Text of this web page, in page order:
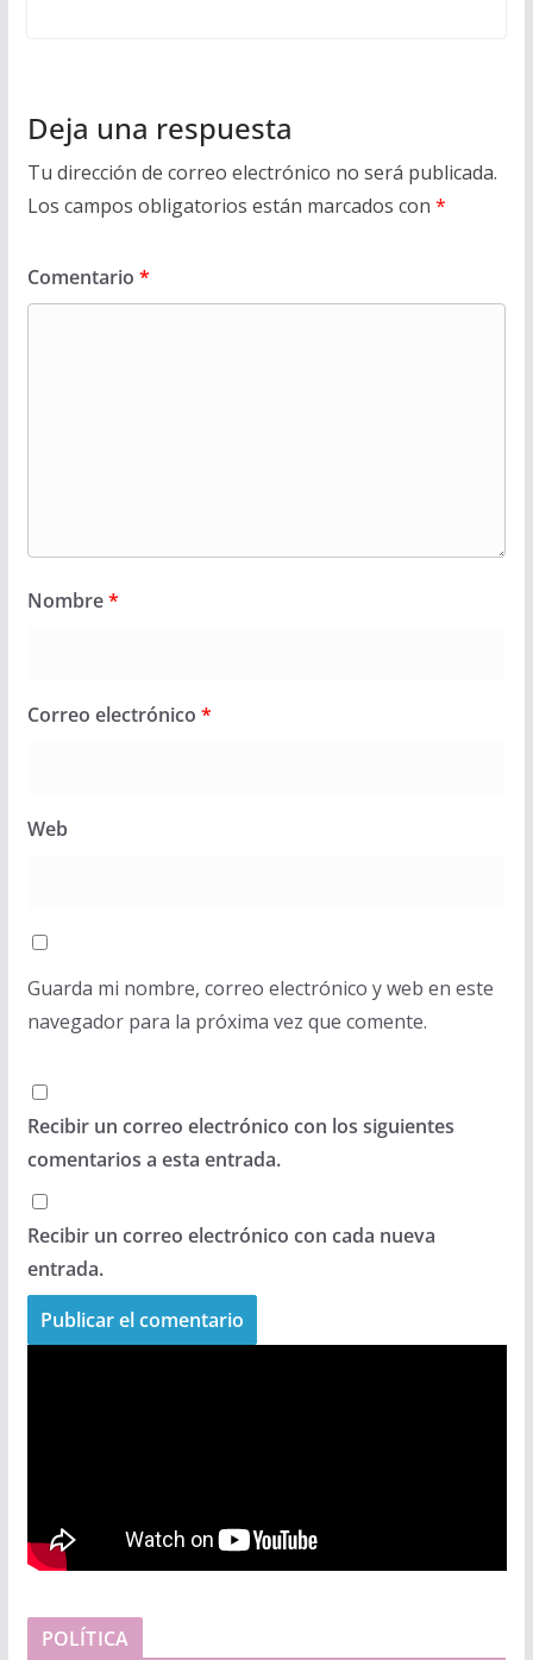
Deja una respuesta
Tu dirección de correo electrónico no será publicada.
Los campos obligatorios están marcados con *
Comentario *
Nombre*
Correo electrónico *
Web
Guarda mi nombre, correo electrónico y web en este
navegador para la próxima vez que comente.
Recibir un correo electrónico con los siguientes
comentarios a esta entrada.
Recibir un correo electrónico con cada nueva
entrada.
POLÍTICA